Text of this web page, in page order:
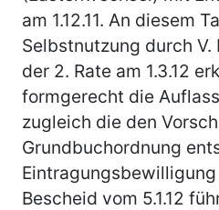
am 1.12.11. An diesem
Selbstnutzung durch
der 2. Rate am 1.3.12
formgerecht die
zugleich die den
Grundbuchordnung
Bescheid vom 5.1.12